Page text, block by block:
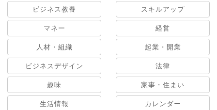
ビジネス教養 スキルアップ
マネー 経営
人材・組織 起業・開業
ビジネスデザイン 法律
趣味 家事・住まい
生活情報 カレンダー